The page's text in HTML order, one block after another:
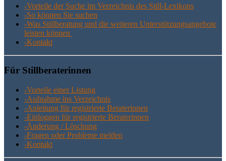
-Vor­tei­le der Suche im Ver­zeich­nis des Still-Lexikons
-So kön­nen Sie suchen
-Was Still­be­ra­tung und die wei­te­ren Unter­stüt­zungs­an­ge­bo­te
leis­ten können
-Kon­takt
Für Still­be­ra­te­rin­nen
-Vor­tei­le einer Listung
-Auf­nah­me ins Verzeichnis
-Anlei­tung für regis­trier­te Beraterinnen
-Ein­log­gen für regis­trier­te Beraterinnen
-Ände­rung / Löschung
-Fra­gen oder Pro­ble­me melden
-Kon­takt